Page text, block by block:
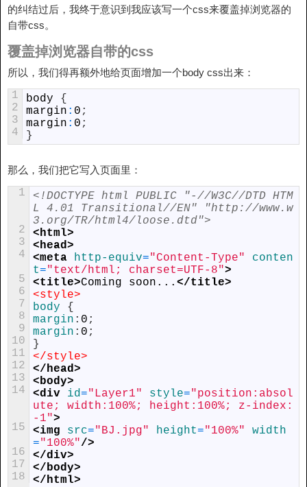
的纠结过后，我终于意识到我应该写一个css来覆盖掉浏览器的
自带css。
覆盖掉浏览器自带的css
所以，我们得再额外地给页面增加一个body css出来：
1
2
3
4
body
{
margin : 0 ;
margin : 0 ;
}
那么，我们把它写入页面里：
1
2
3
4
5
6
7
8
9
10
11
12
13
14
15
16
17
18
<!DOCTYPE html PUBLIC "-//W3C//DTD HTM
L 4.01 Transitional//EN" "http://www.w
3.org/TR/html4/loose.dtd">
<html>
<head>
<meta http-equiv="Content-Type"
conten
t="text/html; charset=UTF-8">
<title>Coming soon... </title>
<style>
body {
margin : 0 ;
margin : 0 ;
}
</style>
</head>
<body>
<div id="Layer1" style="position:absol
ute; width:100%; height:100%; z-index:
-1">
<img src="BJ.jpg" height="100%"
width
="100%"/>
</div>
</body>
</html>